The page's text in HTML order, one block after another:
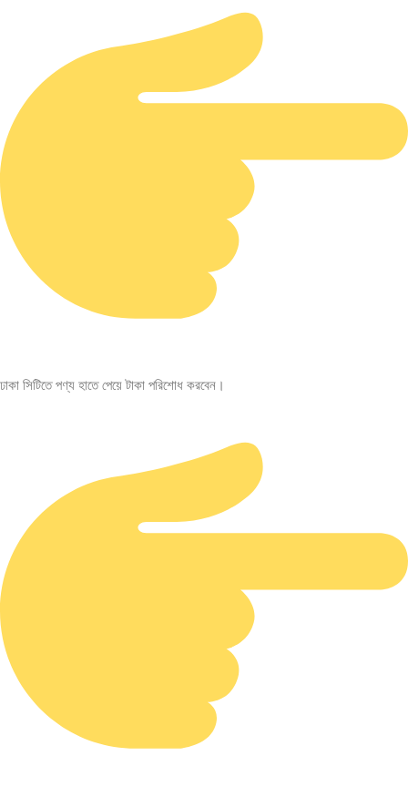
ঢাকা সিটিতে পণ্য হাতে পেয়ে টাকা পরিশোধ করবেন।